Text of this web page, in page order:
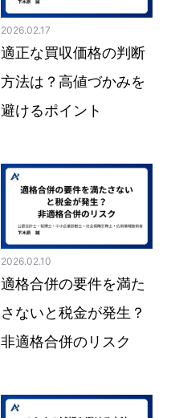
2026.02.17
適正な買収価格の判断
方法は？高値づかみを
避けるポイント
2026.02.10
適格合併の要件を満た
さないと税金が発生？
非適格合併のリスク